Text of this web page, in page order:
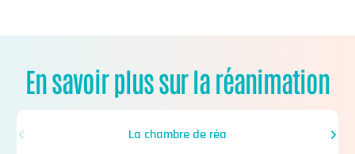
En savoir plus sur la réanimation
La chambre de réa